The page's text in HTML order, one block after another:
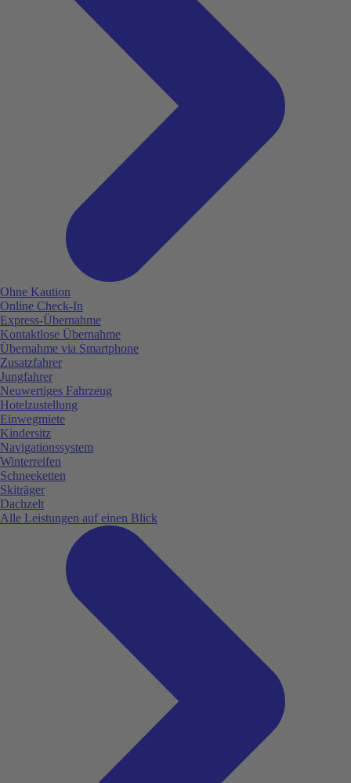
Ohne Kaution
Online Check-In
Express-Übernahme
Kontaktlose Übernahme
Übernahme via Smartphone
Zusatzfahrer
Jungfahrer
Neuwertiges Fahrzeug
Hotelzustellung
Einwegmiete
Kindersitz
Navigationssystem
Winterreifen
Schneeketten
Skiträger
Dachzelt
Alle Leistungen auf einen Blick